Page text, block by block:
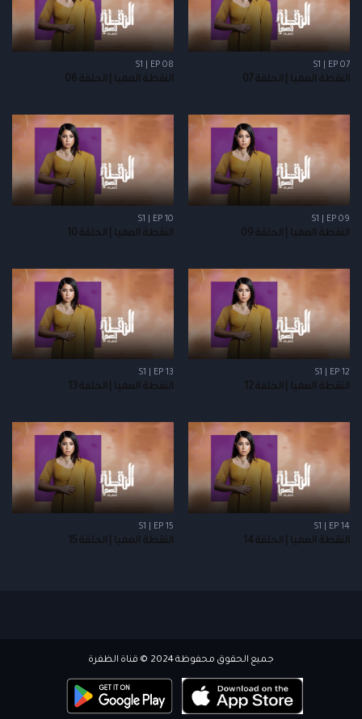
S1 | EP 07
النقطة العميا | الحلقة 07
S1 | EP 08
النقطة العميا | الحلقة 08
S1 | EP 09
النقطة العميا | الحلقة 09
S1 | EP 10
النقطة العميا | الحلقة 10
S1 | EP 12
النقطة العميا | الحلقة 12
S1 | EP 13
النقطة العميا | الحلقة 13
S1 | EP 14
النقطة العميا | الحلقة 14
S1 | EP 15
النقطة العميا | الحلقة 15
جميع الحقوق محفوظة 2024 © قناة الظفرة